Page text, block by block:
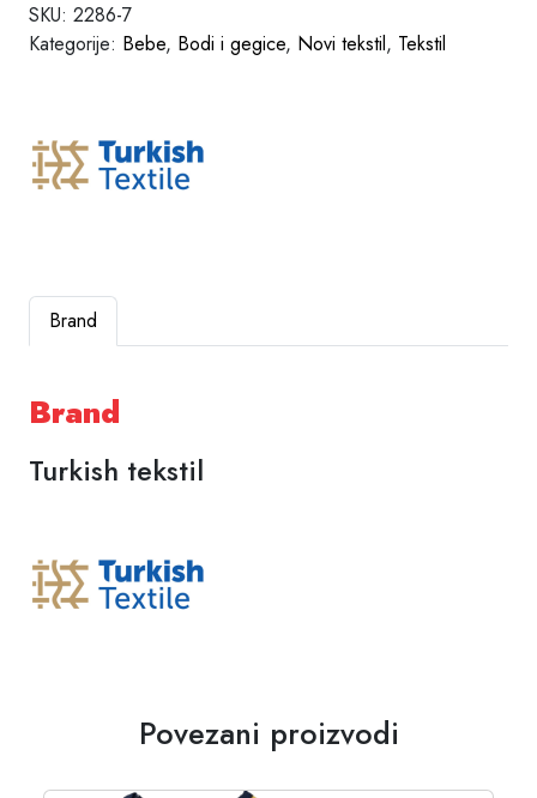
SKU: 2286-7
Kategorije: Bebe, Bodi i gegice, Novi tekstil, Tekstil
Brand
Brand
Turkish tekstil
Povezani proizvodi